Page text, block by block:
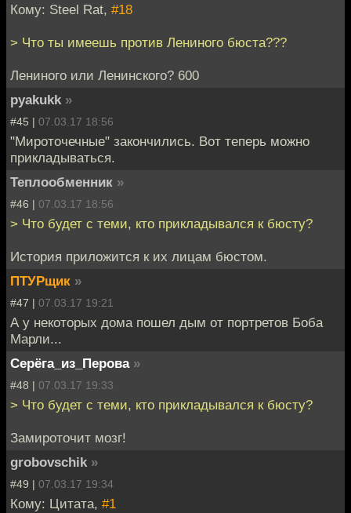
Кому: Steel Rat, #18
> Что ты имеешь против Лениного бюста???
Лениного или Ленинского? 600
pyakukk »
#45 | 07.03.17 18:56
"Мироточечные" закончились. Вот теперь можно
прикладываться.
Теплообменник »
#46 | 07.03.17 18:56
> Что будет с теми, кто прикладывался к бюсту?
История приложится к их лицам бюстом.
ПТУРщик »
#47 | 07.03.17 19:21
А у некоторых дома пошел дым от портретов Боба
Марли...
Серёга_из_Перова »
#48 | 07.03.17 19:33
> Что будет с теми, кто прикладывался к бюсту?
Замироточит мозг!
grobovschik »
#49 | 07.03.17 19:34
Кому: Цитата, #1